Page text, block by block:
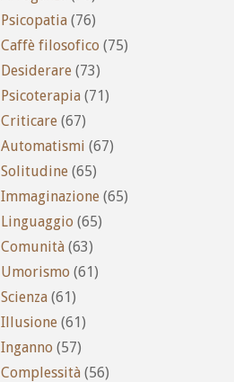
Psicopatia (76)
Caffè filosofico (75)
Desiderare (73)
Psicoterapia (71)
Criticare (67)
Automatismi (67)
Solitudine (65)
Immaginazione (65)
Linguaggio (65)
Comunità (63)
Umorismo (61)
Scienza (61)
Illusione (61)
Inganno (57)
Complessità (56)